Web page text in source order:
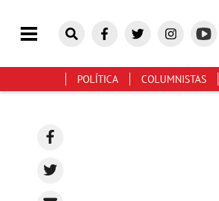
POLÍTICA COLUMNISTAS